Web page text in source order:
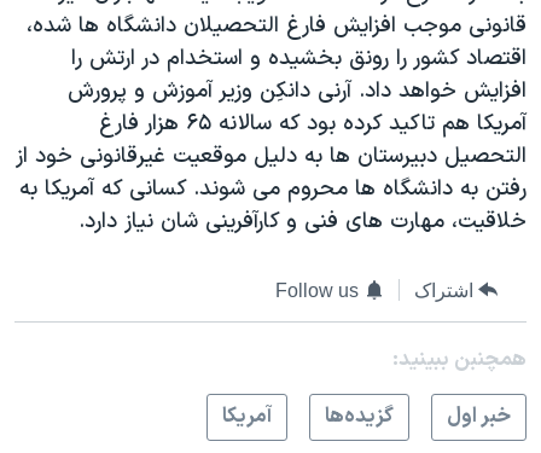
چهل سال گروگان‌گیری
قانون شفافیت دارائی کادر رهبری ایران
اعتراضات مردمی آبان ۹۸
اسرائیل در جنگ
نرگس محمدی برنده جایزه نوبل صلح
صفحه‌های ویژه
قانونی موجب افزایش فارغ التحصیلان دانشگاه ها شده،
اقتصاد کشور را رونق بخشیده و استخدام در ارتش را
افزایش خواهد داد. آرنی دانکِن وزیر آموزش و پرورش
آمریکا هم تاکید کرده بود که سالانه ۶۵ هزار فارغ
التحصیل دبیرستان ها به دلیل موقعیت غیرقانونی خود از
رفتن به دانشگاه ها محروم می شوند. کسانی که آمریکا به
خلاقیت، مهارت های فنی و کارآفرینی شان نیاز دارد.
اشتراک Follow us
همچنبن ببینید:
خبر اول
گزيده‌ها آمريکا